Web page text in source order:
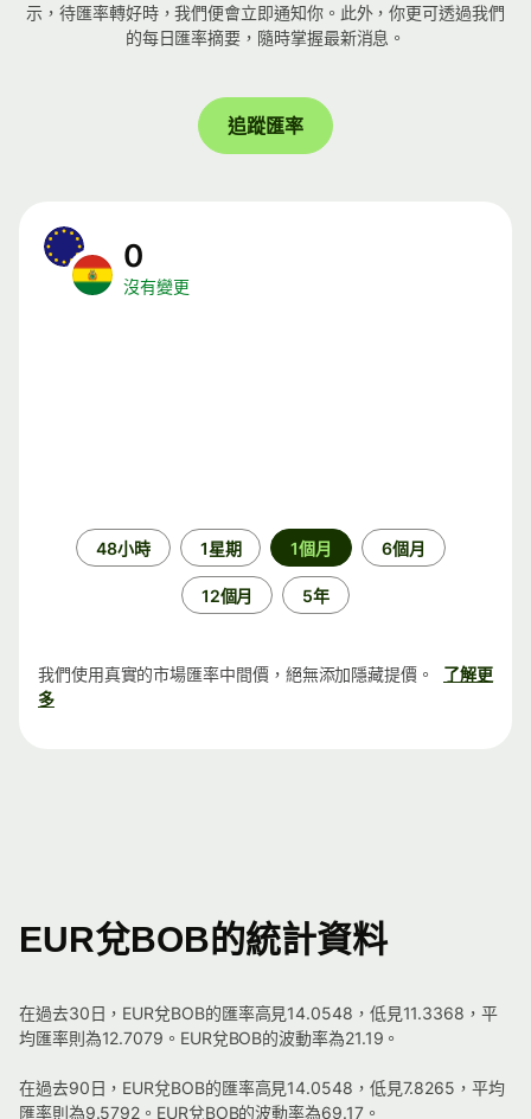
示，待匯率轉好時，我們便會立即通知你。此外，你更可透過我們
的每日匯率摘要，隨時掌握最新消息。
追蹤匯率
0
沒有變更
48小時 1星期 1個月 6個月
12個月 5年
我們使用真實的市場匯率中間價，絕無添加隱藏提價。
了解更
多
EUR兌BOB的統計資料
在過去30日，EUR兌BOB的匯率高見14.0548，低見11.3368，平
均匯率則為12.7079。EUR兌BOB的波動率為21.19。
在過去90日，EUR兌BOB的匯率高見14.0548，低見7.8265，平均
匯率則為9.5792。EUR兌BOB的波動率為69.17。